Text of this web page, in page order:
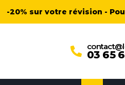
-20% sur votre révision -
03 65